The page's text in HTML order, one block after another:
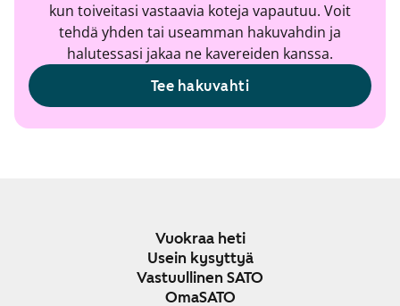
kun toiveitasi vastaavia koteja vapautuu. Voit
tehdä yhden tai useamman hakuvahdin ja
halutessasi jakaa ne kavereiden kanssa.
Tee hakuvahti
Vuokraa heti
Usein kysyttyä
Vastuullinen SATO
OmaSATO